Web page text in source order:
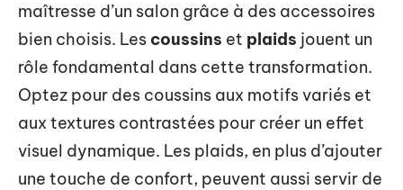
maîtresse d’un salon grâce à des accessoires
bien choisis. Les coussins et plaids jouent un
rôle fondamental dans cette transformation.
Optez pour des coussins aux motifs variés et
aux textures contrastées pour créer un effet
visuel dynamique. Les plaids, en plus d’ajouter
une touche de confort, peuvent aussi servir de